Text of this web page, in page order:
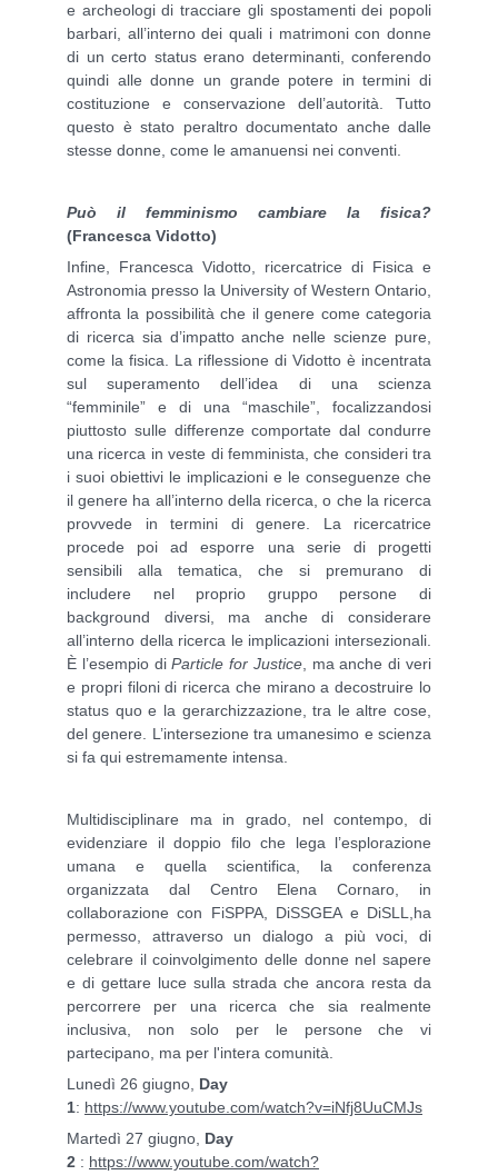
e archeologi di tracciare gli spostamenti dei popoli
barbari, all’interno dei quali i matrimoni con donne
di un certo status erano determinanti, conferendo
quindi alle donne un grande potere in termini di
costituzione e conservazione dell’autorità. Tutto
questo è stato peraltro documentato anche dalle
stesse donne, come le amanuensi nei conventi.
Può il femminismo cambiare la fisica?
(Francesca Vidotto)
Infine, Francesca Vidotto, ricercatrice di Fisica e
Astronomia presso la University of Western Ontario,
affronta la possibilità che il genere come categoria
di ricerca sia d’impatto anche nelle scienze pure,
come la fisica. La riflessione di Vidotto è incentrata
sul superamento dell’idea di una scienza
“femminile” e di una “maschile”, focalizzandosi
piuttosto sulle differenze comportate dal condurre
una ricerca in veste di femminista, che consideri tra
i suoi obiettivi le implicazioni e le conseguenze che
il genere ha all’interno della ricerca, o che la ricerca
provvede in termini di genere. La ricercatrice
procede poi ad esporre una serie di progetti
sensibili alla tematica, che si premurano di
includere nel proprio gruppo persone di
background diversi, ma anche di considerare
all’interno della ricerca le implicazioni intersezionali.
È l’esempio diParticle for Justice, ma anche di veri
e propri filoni di ricerca che mirano a decostruire lo
status quo e la gerarchizzazione, tra le altre cose,
del genere. L’intersezione tra umanesimo e scienza
si fa qui estremamente intensa.
Multidisciplinare ma in grado, nel contempo, di
evidenziare il doppio filo che lega l’esplorazione
umana e quella scientifica, la conferenza
organizzata dal Centro Elena Cornaro, in
collaborazione con FiSPPA, DiSSGEA e DiSLL,ha
permesso, attraverso un dialogo a più voci, di
celebrare il coinvolgimento delle donne nel sapere
e di gettare luce sulla strada che ancora resta da
percorrere per una ricerca che sia realmente
inclusiva, non solo per le persone che vi
partecipano, ma per l'intera comunità.
Lunedì 26 giugno, Day
1: https://www.youtube.com/watch?v=iNfj8UuCMJs
Martedì 27 giugno, Day
2 : https://www.youtube.com/watch?